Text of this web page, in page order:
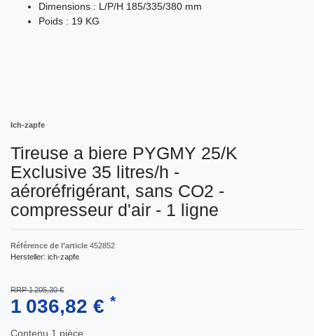
Dimensions : L/P/H 185/335/380 mm
Poids : 19 KG
Ich-zapfe
Tireuse a biere PYGMY 25/K
Exclusive 35 litres/h -
aéroréfrigérant, sans CO2 -
compresseur d'air - 1 ligne
Référence de l’article 452852
Hersteller: ich-zapfe
RRP 1 205,30 €
1 036,82 € *
Contenu 1 pièce